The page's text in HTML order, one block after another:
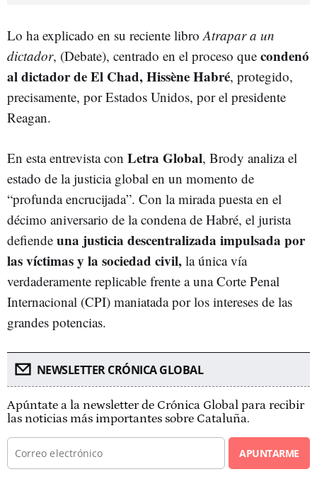
Lo ha explicado en su reciente libro Atrapar a un
dictador, (Debate), centrado en el proceso que condenó
al dictador de El Chad, Hissène Habré, protegido,
precisamente, por Estados Unidos, por el presidente
Reagan.
En esta entrevista con Letra Global, Brody analiza el
estado de la justicia global en un momento de
“profunda encrucijada”. Con la mirada puesta en el
décimo aniversario de la condena de Habré, el jurista
defiende una justicia descentralizada impulsada por
las víctimas y la sociedad civil, la única vía
verdaderamente replicable frente a una Corte Penal
Internacional (CPI) maniatada por los intereses de las
grandes potencias.
NEWSLETTER CRÓNICA GLOBAL
Apúntate a la newsletter de Crónica Global para recibir
las noticias más importantes sobre Cataluña.
APUNTARME